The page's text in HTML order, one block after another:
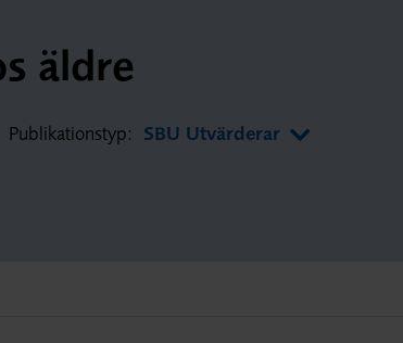
äldre
Publikationstyp: SBU Utvärderar